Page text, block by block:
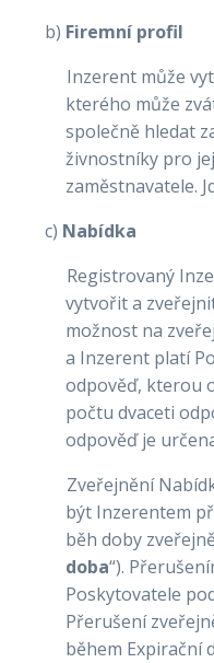
b) Firemní profil
Inzerent může
kterého může
společně hledat
živnostníky pro
zaměstnavatele.
c) Nabídka
Registrovaný
vytvořit a
možnost na
a Inzerent platí
odpověď, kterou
počtu dvaceti
odpověď je
Zveřejnění
být Inzerentem
běh doby
doba“).
Poskytovatele
Přerušení
během Expirační